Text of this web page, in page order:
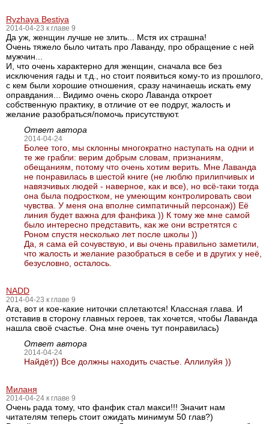
Ryzhaya Bestiya
2014-04-23 к главе 9
Да уж, женщин лучше не злить... Мстя их страшна!
Очень тяжело было читать про Лаванду, про обращение с ней
мужчин...
И, что очень характерно для женщин, сначала все без
исключения гады и т.д., но стоит появиться кому-то из прошлого,
с кем были хорошие отношения, сразу начинаешь искать ему
оправдания... Видимо очень скоро Лаванда откроет
собственную практику, в отличие от ее подруг, жалость и
желание разобраться/помочь присутствуют.
Ответ автора
2014-04-24
Более того, мы склонны многократно наступать на одни и
те же грабли: верим добрым словам, признаниям,
обещаниям, потому что очень хотим верить. Мне Лаванда
не понравилась в шестой книге (не люблю прилипчивых и
навязчивых людей - наверное, как и все), но всё-таки тогда
она была подростком, не умеющим контролировать свои
чувства. У меня она вполне симпатичный персонаж)) Её
линия будет важна для фанфика )) К тому же мне самой
было интересно представить, как же они встретятся с
Роном спустя несколько лет после школы ))
Да, я сама ей сочувствую, и вы очень правильно заметили,
что жалость и желание разобраться в себе и в других у неё,
безусловно, осталось.
NADD
2014-04-23 к главе 9
Ага, вот и кое-какие ниточки сплетаются! Классная глава. И
отставив в сторону главных героев, так хочется, чтобы Лаванда
нашла своё счастье. Она мне очень тут понравилась)
Ответ автора
2014-04-24
Найдёт)) Все должны находить счастье. Аллилуйя ))
Миланя
2014-04-24 к главе 9
Очень рада тому, что фанфик стал макси!!! Значит нам
читателям теперь стоит ожидать минимум 50 глав?)